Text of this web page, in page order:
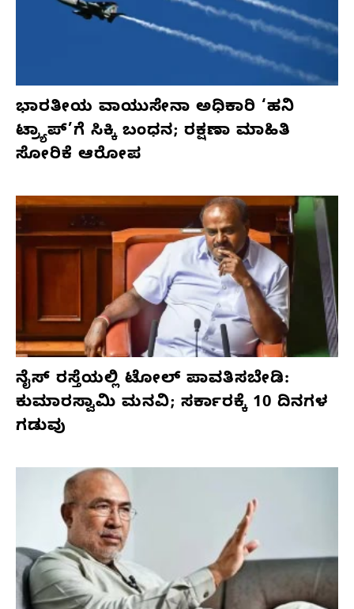
ಭಾರತೀಯ ವಾಯುಸೇನಾ ಅಧಿಕಾರಿ ‘ಹನಿ
ಟ್ರ್ಯಾಪ್’ಗೆ ಸಿಕ್ಕಿ ಬಂಧನ; ರಕ್ಷಣಾ ಮಾಹಿತಿ
ಸೋರಿಕೆ ಆರೋಪ
ನೈಸ್ ರಸ್ತೆಯಲ್ಲಿ ಟೋಲ್ ಪಾವತಿಸಬೇಡಿ:
ಕುಮಾರಸ್ವಾಮಿ ಮನವಿ; ಸರ್ಕಾರಕ್ಕೆ 10 ದಿನಗಳ
ಗಡುವು